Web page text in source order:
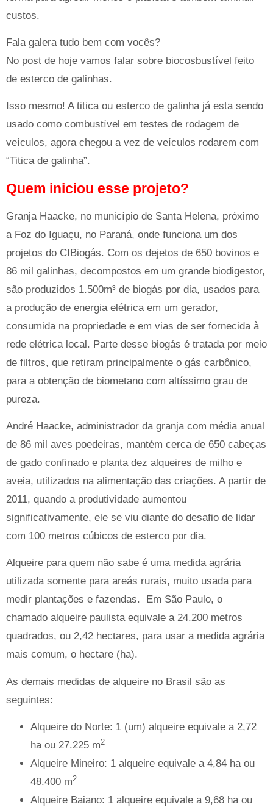
custos.
Fala galera tudo bem com vocês?
No post de hoje vamos falar sobre biocosbustível feito
de esterco de galinhas.
Isso mesmo! A titica ou esterco de galinha já esta sendo
usado como combustível em testes de rodagem de
veículos, agora chegou a vez de veículos rodarem com
“Titica de galinha”.
Quem iniciou esse projeto?
Granja Haacke, no município de Santa Helena, próximo
a Foz do Iguaçu, no Paraná, onde funciona um dos
projetos do CIBiogás. Com os dejetos de 650 bovinos e
86 mil galinhas, decompostos em um grande biodigestor,
são produzidos 1.500m³ de biogás por dia, usados para
a produção de energia elétrica em um gerador,
consumida na propriedade e em vias de ser fornecida à
rede elétrica local. Parte desse biogás é tratada por meio
de filtros, que retiram principalmente o gás carbônico,
para a obtenção de biometano com altíssimo grau de
pureza.
André Haacke, administrador da granja com média anual
de 86 mil aves poedeiras, mantém cerca de 650 cabeças
de gado confinado e planta dez alqueires de milho e
aveia, utilizados na alimentação das criações. A partir de
2011, quando a produtividade aumentou
significativamente, ele se viu diante do desafio de lidar
com 100 metros cúbicos de esterco por dia.
Alqueire para quem não sabe é uma medida agrária
utilizada somente para areás rurais, muito usada para
medir plantações e fazendas. Em São Paulo, o
chamado alqueire paulista equivale a 24.200 metros
quadrados, ou 2,42 hectares, para usar a medida agrária
mais comum, o hectare (ha).
As demais medidas de alqueire no Brasil são as
seguintes:
Alqueire do Norte: 1 (um) alqueire equivale a 2,72
ha ou 27.225 m2
Alqueire Mineiro: 1 alqueire equivale a 4,84 ha ou
48.400 m2
Alqueire Baiano: 1 alqueire equivale a 9,68 ha ou